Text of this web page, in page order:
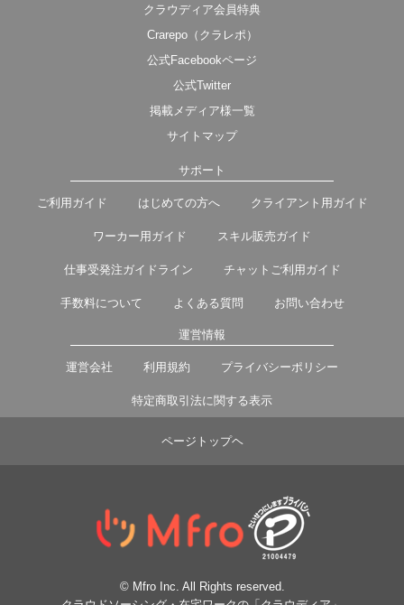
クラウディア会員特典
Crarepo（クラレポ）
公式Facebookページ
公式Twitter
掲載メディア様一覧
サイトマップ
サポート
ご利用ガイド はじめての方へ クライアント用ガイド
ワーカー用ガイド スキル販売ガイド
仕事受発注ガイドライン チャットご利用ガイド
手数料について よくある質問 お問い合わせ
運営情報
運営会社 利用規約 プライバシーポリシー
特定商取引法に関する表示
ページトップヘ
© Mfro Inc. All Rights reserved.